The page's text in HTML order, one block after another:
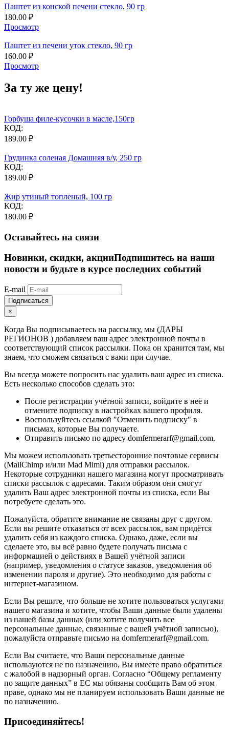
Паштет из конской печени стекло, 90 гр
180.00 ₽
Просмотр
Паштет из печени уток стекло, 90 гр
160.00 ₽
Просмотр
За ту же цену!
Горбуша филе-кусочки в масле,150гр
КОД:
189.00 ₽
Грудинка соленая Домашняя в/у, 250 гр
КОД:
189.00 ₽
Жир утиный топленый, 100 гр
КОД:
180.00 ₽
Оставайтесь на связи
Новинки, скидки, акцииПодпишитесь на наши
новости и будьте в курсе последних событий
E-mail
Подписаться
×
Когда Вы подписываетесь на рассылку, мы (ДАРЫ
РЕГИОНОВ ) добавляем ваш адрес электронной почты в
соответствующий список рассылки. Пока он хранится там, мы
знаем, что сможем связаться с вами при случае.
Вы всегда можете попросить нас удалить ваш адрес из списка.
Есть несколько способов сделать это:
После регистрации учётной записи, войдите в неё и
отмените подписку в настройках вашего профиля.
Воспользуйтесь ссылкой "Отменить подписку" в
письмах, которые Вы получаете.
Отправить письмо по адресу domfermerarf@gmail.com.
Мы можем использовать третьесторонние почтовые сервисы
(MailChimp и/или Mad Mimi) для отправки рассылок.
Некоторые сотрудники нашего магазина могут просматривать
списки рассылок с адресами. Таким образом они смогут
удалить Ваш адрес электронной почты из списка, если Вы
потребуете сделать это.
Пожалуйста, обратите внимание не связаны друг с другом.
Если вы решите отказаться от всех рассылок, вам придётся
удалить себя из каждого списка. Однако, даже, если вы
сделаете это, вы всё равно будете получать письма с
информацией о действиях в Вашей учётной записи
(например, уведомления о статусе заказов, уведомления об
изменении пароля и другие). Это необходимо для работы с
интернет-магазином.
Если Вы решите, что больше не хотите пользоваться услугами
нашего магазина и хотите, чтобы Ваши данные были удалены
из нашей базы данных (или хотите получить все
персональные данные, связанные с вашей учётной записью),
пожалуйста отправьте письмо на domfermerarf@gmail.com.
Если Вы считаете, что Ваши персональные данные
используются не по назначению, Вы имеете право обратиться
с жалобой в надзорный орган. Согласно “Общему регламенту
по защите данных” в ЕС мы обязаны сообщить Вам об этом
праве, однако мы не планируем использовать Ваши данные не
по назначению.
Присоединяйтесь!